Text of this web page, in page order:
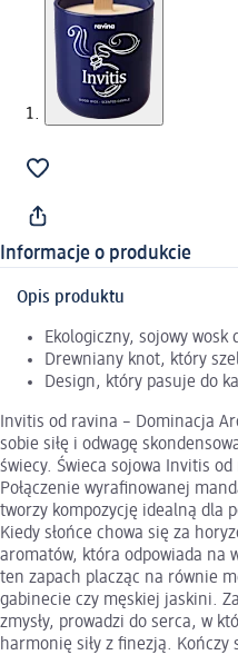
Informacje o produkcie
Opis produktu
Ekologiczny, sojowy
Drewniany knot, który
Design, który pasuje do
Invitis od ravina – Dominacja
sobie siłę i odwagę
świecy. Świeca sojowa Invitis
Połączenie wyrafinowanej
tworzy kompozycję idealną dla
Kiedy słońce chowa się za
aromatów, która odpowiada na
ten zapach placząc na równie
gabinecie czy męskiej jaskini.
zmysły, prowadzi do serca, w
harmonię siły z finezją. Kończy